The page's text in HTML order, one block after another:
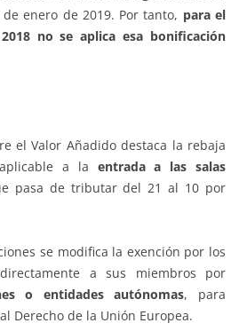
de enero de 2019. Por tanto, para el
no se aplica esa bonificación
el Valor Añadido destaca la rebaja
a la entrada a las salas
pasa de tributar del 21 al 10 por
se modifica la exención por los
a sus miembros por
o entidades autónomas, para
Derecho de la Unión Europea.